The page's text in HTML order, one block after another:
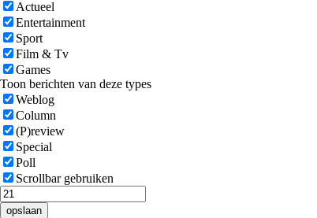
Actueel
Entertainment
Sport
Film & Tv
Games
Toon berichten van deze types
Weblog
Column
(P)review
Special
Poll
Scrollbar gebruiken
opslaan